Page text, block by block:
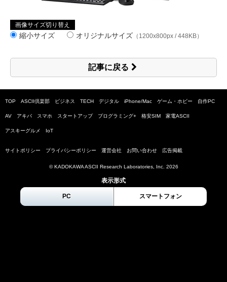
画像サイズ切り替え
縮小サイズ オリジナルサイズ （1200x800px / 448KB）
記事に戻る
TOP ASCII倶楽部 ビジネス TECH デジタル iPhone/Mac ゲーム・ホビー 自作PC
AV アキバ スマホ スタートアップ プログラミング+ 格安SIM 家電ASCII
アスキーグルメ IoT
サイトポリシー プライバシーポリシー 運営会社 お問い合わせ 広告掲載
© KADOKAWA ASCII Research Laboratories, Inc. 2026
表示形式
PC スマートフォン